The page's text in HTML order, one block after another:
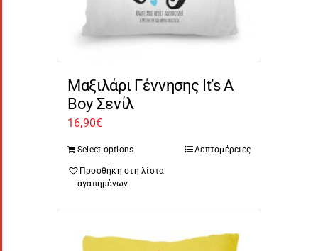
Μαξιλάρι Γέννησης It’s A
Boy Σενίλ
16,90€
Select options Λεπτομέρειες
Προσθήκη στη λίστα
αγαπημένων